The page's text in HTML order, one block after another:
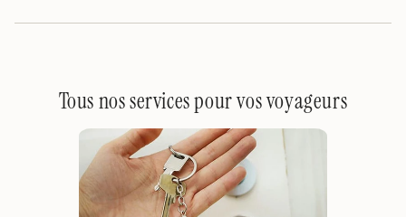
Tous nos services pour vos voyageurs